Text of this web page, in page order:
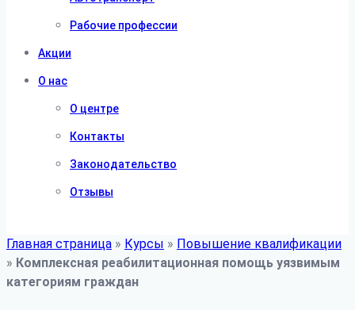
Рабочие профессии
Акции
О нас
О центре
Контакты
Законодательство
Отзывы
Главная страница » Курсы » Повышение квалификации
» Комплексная реабилитационная помощь уязвимым
категориям граждан